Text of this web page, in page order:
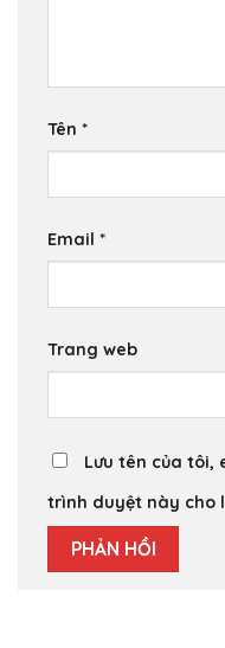
Tên *
Email *
Trang web
Lưu tên của tôi,
trình duyệt này cho